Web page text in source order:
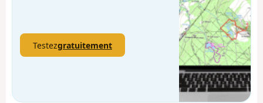
Testezgratuitement